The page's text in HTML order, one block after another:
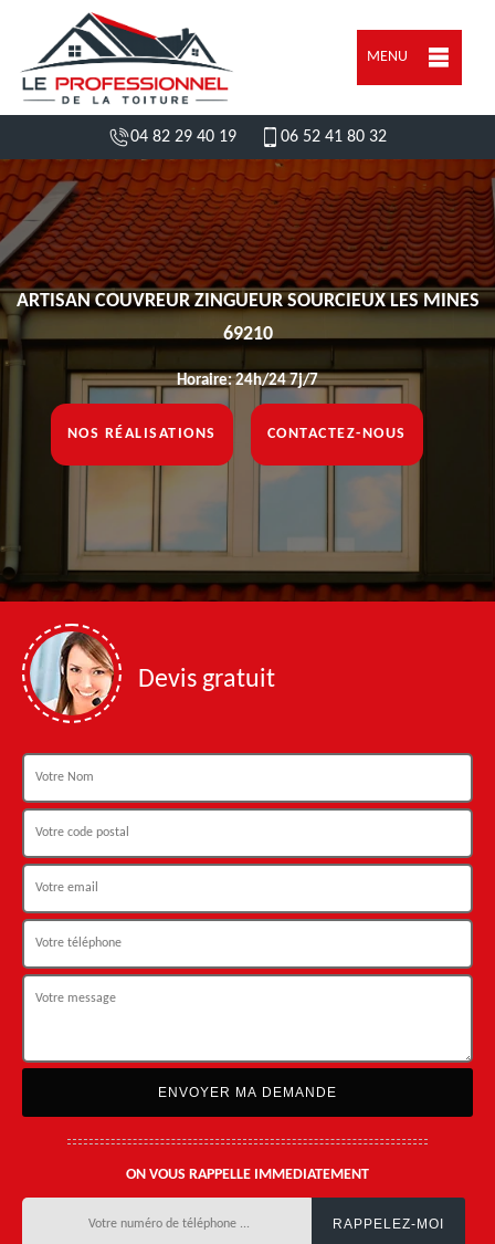
MENU
04 82 29 40 19 06 52 41 80 32
ARTISAN COUVREUR ZINGUEUR SOURCIEUX LES MINES
69210
Horaire: 24h/24 7j/7
NOS RÉALISATIONS CONTACTEZ-NOUS
Devis gratuit
ON VOUS RAPPELLE IMMEDIATEMENT